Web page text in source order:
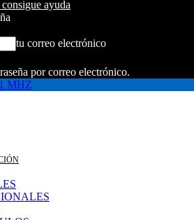
ayuda
tu correo electrónico
por correo electrónico.
MHZ